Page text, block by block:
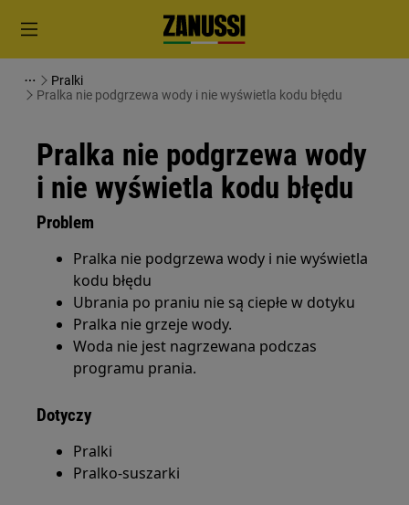
Pralki
Pralka nie podgrzewa wody i nie wyświetla kodu błędu
Pralka nie podgrzewa wody
i nie wyświetla kodu błędu
Problem
Pralka nie podgrzewa wody i nie wyświetla
kodu błędu
Ubrania po praniu nie są ciepłe w dotyku
Pralka nie grzeje wody.
Woda nie jest nagrzewana podczas
programu prania.
Dotyczy
Pralki
Pralko-suszarki